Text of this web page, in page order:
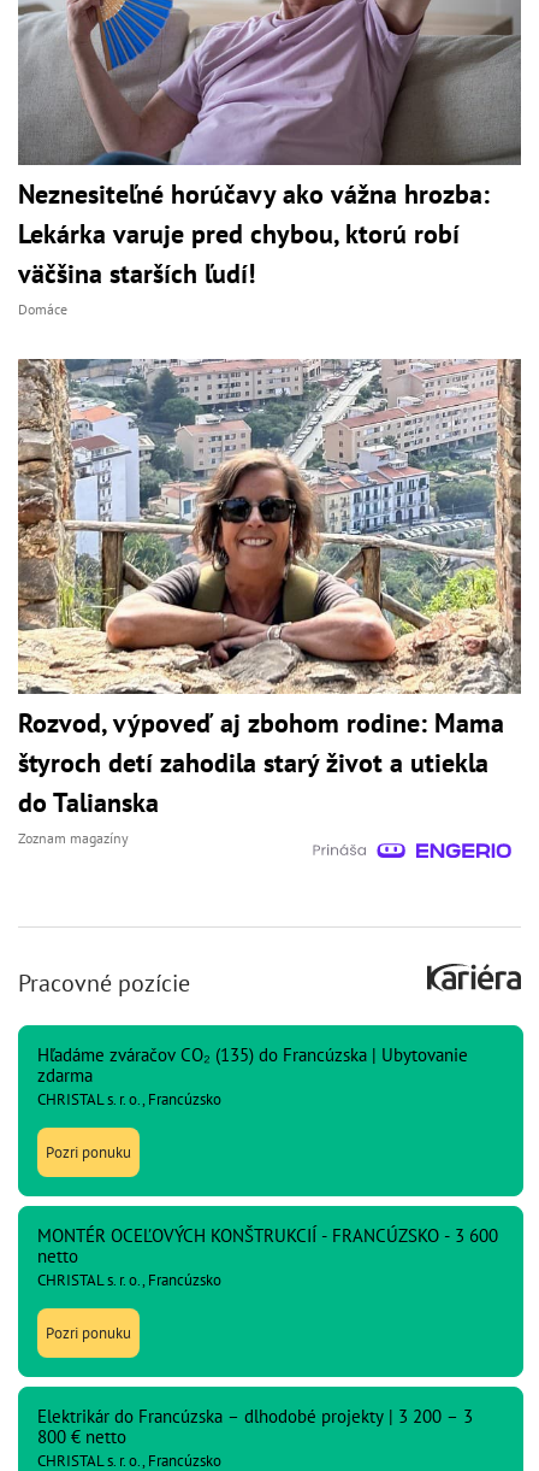
Neznesiteľné horúčavy ako vážna hrozba:
Lekárka varuje pred chybou, ktorú robí
väčšina starších ľudí!
Domáce
Rozvod, výpoveď aj zbohom rodine: Mama
štyroch detí zahodila starý život a utiekla
do Talianska
Zoznam magazíny
Pracovné pozície
Hľadáme zváračov CO₂ (135) do Francúzska | Ubytovanie
zdarma
CHRISTAL s. r. o., Francúzsko
Pozri ponuku
MONTÉR OCEĽOVÝCH KONŠTRUKCIÍ - FRANCÚZSKO - 3 600
netto
CHRISTAL s. r. o., Francúzsko
Pozri ponuku
Elektrikár do Francúzska – dlhodobé projekty | 3 200 – 3
800 € netto
CHRISTAL s. r. o., Francúzsko